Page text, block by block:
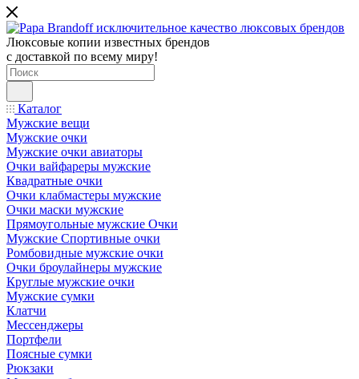
Люксовые копии известных брендов
с доставкой по всему миру!
Каталог
Мужские вещи
Мужские очки
Мужские очки авиаторы
Очки вайфареры мужские
Квадратные очки
Очки клабмастеры мужские
Очки маски мужские
Прямоугольные мужские Очки
Мужские Спортивные очки
Ромбовидные мужские очки
Очки броулайнеры мужские
Круглые мужские очки
Мужские сумки
Клатчи
Мессенджеры
Портфели
Поясные сумки
Рюкзаки